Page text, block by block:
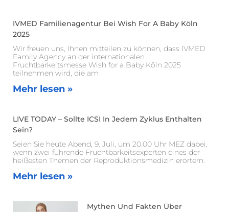
IVMED Familienagentur Bei Wish For A Baby Köln
2025
Wir freuen uns, Ihnen mitteilen zu können, dass IVMED
Family Agency an der internationalen
Fruchtbarkeitsmesse Wish for a Baby Köln 2025
teilnehmen wird, die am
Mehr lesen »
LIVE TODAY – Sollte ICSI In Jedem Zyklus Enthalten
Sein?
Seien Sie heute Abend, 9. Juli, um 20.00 Uhr MEZ dabei,
wenn zwei führende Fruchtbarkeitsexperten eines der
heißesten Themen der Reproduktionsmedizin erörtern.
Mehr lesen »
Mythen Und Fakten Über